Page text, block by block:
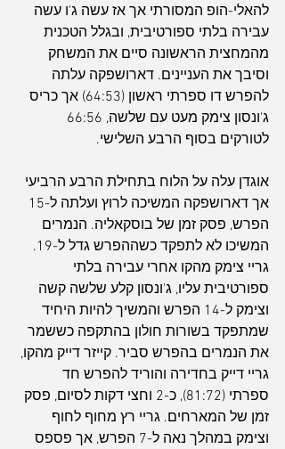
להאלי-הופ המסורתי אך אז עשה ג'ו עשה
עבירה בלתי ספורטיבית, ובגלל הטכנית
מהמחצית הראשונה סיים את המשחק
וסיבך את העניינים. דארושפקה עלתה
להפרש דו ספרתי ראשון (64:53) אך כריס
לטורקים בסוף הרבע השלישי.
אוגדן עלה על הלוח בתחילת הרבע הרביעי
הפרש, פסק זמן של בוסקאליה. הנמרים
המשיכו לא לתפקד כשההפרש גדל ל-19.
גריי צימק מהקו אחרי עבירה בלתי
ספורטיבית עליו, ג'ונסון קלע שלשה קשה
וצימק ל-14 הפרש והמשיך להיות היחיד
שמתפקד בשורות חולון בהתקפה כששמר
את הנמרים בהפרש סביר. קייזר דייק מהקו,
גריי דייק בחדירה והוריד להפרש חד
ספרתי (81:72), כ-2 וחצי דקות לסיום, פסק
זמן של המארחים. גריי רץ מחוף לחוף
וצימק במהלך נאה ל-7 הפרש, אך פספס